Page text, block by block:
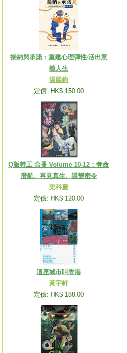
接納與承諾：重建心理彈性‧活出意
義人生
湯國鈞
定價: HK$ 150.00
Q版特工 合冊 Volume 10-12：奪命
潛航、再見真生、諜變密令
梁科慶
定價: HK$ 120.00
這座城市叫香港
黃宇軒
定價: HK$ 188.00